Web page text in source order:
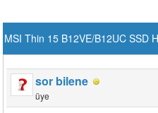
MSI Thin 15 B12VE/B12UC SSD
sor bilene
üye